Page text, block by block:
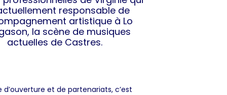
responsable de
artistique à Lo
la scène de musiques
actuelles de Castres.
et de partenariats, c’est